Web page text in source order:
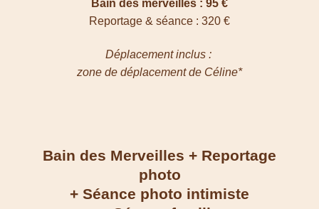
Bain des merveilles : 95 €
Reportage & séance : 320 €
Déplacement inclus :
zone de déplacement de Céline*
Bain des Merveilles + Reportage
photo
+ Séance photo intimiste